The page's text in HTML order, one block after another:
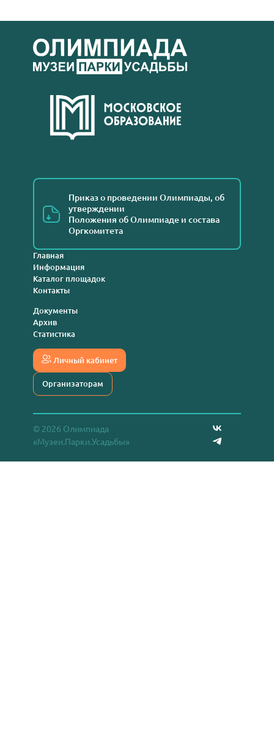
Приказ о проведении Олимпиады, об
утверждении
Положения об Олимпиаде и состава
Оргкомитета
Главная
Информация
Каталог площадок
Контакты
Документы
Архив
Статистика
Личный кабинет
Организаторам
© 2026 Олимпиада
«Музеи.Парки.Усадьбы»